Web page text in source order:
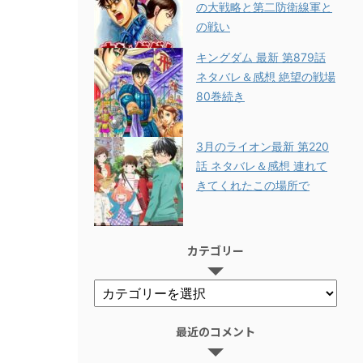
の大戦略と第二防衛線軍と
の戦い
キングダム 最新 第879話
ネタバレ＆感想 絶望の戦場
80巻続き
3月のライオン最新 第220
話 ネタバレ＆感想 連れて
きてくれたこの場所で
カテゴリー
最近のコメント